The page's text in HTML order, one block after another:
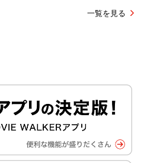
一覧を見る